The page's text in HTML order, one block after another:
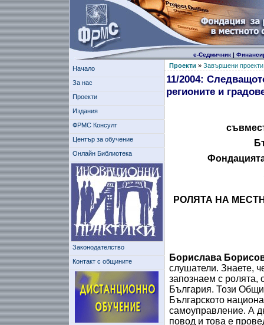
е-Седмичник|
Начало
За нас
Проекти
Издания
ФРМС Консулт
Център за обучение
Онлайн Библиотека
Законодателство
Контакт с общините
Проекти » Завършени проекти
11/2004:
регионите и
РОЛЯТА НА
Борислава
слушатели. Знаете,
запознаем с ролята,
България. Този
Българското
самоуправление. А
повод и това е